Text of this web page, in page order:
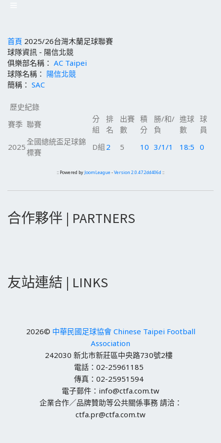
首頁 2025/26台灣木蘭足球聯賽
球隊資訊 - 陽信北競
俱樂部名稱： AC Taipei
球隊名稱： 陽信北競
簡稱： SAC
歷史紀錄
賽季 聯賽
分
組
排
名
出賽
數
積
分
勝/和/
負
進球
數
球
員
2025
全國總統盃足球錦
標賽
D組 2 5 10 3/1/1 18:5 0
:: Powered by JoomLeague -Version 2.0.47.2dd406d ::
合作夥伴 | PARTNERS
友站連結 | LINKS
2026© 中華民國足球協會 Chinese Taipei Football
Association
242030 新北市新莊區中央路730號2樓
電話：02-25961185
傳真：02-25951594
電子郵件：info@ctfa.com.tw
企業合作／品牌贊助等公共關係事務 請洽：
ctfa.pr@ctfa.com.tw